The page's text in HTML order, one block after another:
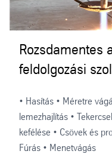
Rozsdamentes
feldolgozási
• Hasítás • Méretre
lemezhajlítás •
kefélése • Csövek és
Fúrás • Menetvágás